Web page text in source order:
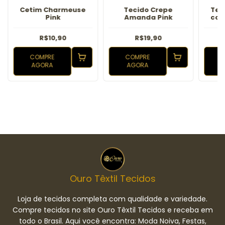
Cetim Charmeuse
Pink
R$10,90
COMPRE
AGORA
Tecido Crepe
Amanda Pink
R$19,90
COMPRE
AGORA
Ouro Têxtil Tecidos
Loja de tecidos completa com qualidade e variedade.
Compre tecidos no site Ouro Têxtil Tecidos e receba em
todo o Brasil. Aqui você encontra: Moda Noiva, Festas,